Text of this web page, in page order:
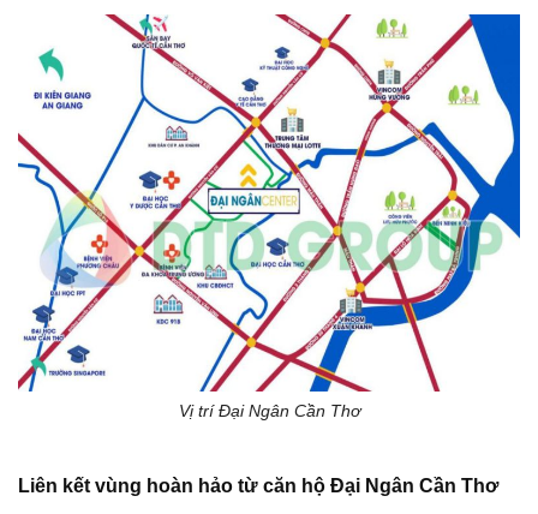
Vị trí Đại Ngân Cần Thơ
Liên kết vùng hoàn hảo từ căn hộ Đại Ngân Cần Thơ